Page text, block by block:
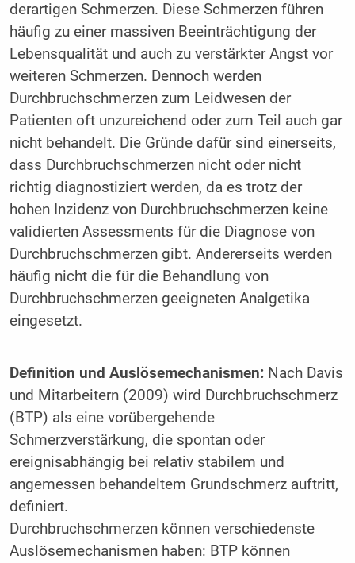
derartigen Schmerzen. Diese Schmerzen führen
häufig zu einer massiven Beeinträchtigung der
Lebensqualität und auch zu verstärkter Angst vor
weiteren Schmerzen. Dennoch werden
Durchbruchschmerzen zum Leid­wesen der
Patienten oft unzureichend oder zum Teil auch gar
nicht behandelt. Die Gründe dafür sind einerseits,
dass Durchbruchschmerzen nicht oder nicht
richtig diagnostiziert werden, da es trotz der
hohen Inzidenz von Durchbruchschmerzen keine
validierten Assessments für die Diagnose von
Durchbruchschmerzen gibt. Andererseits werden
häufig nicht die für die Behandlung von
Durchbruchschmerzen geeigneten Analgetika
eingesetzt.
Definition und Auslösemechanismen:Nach Davis
und Mitarbeitern (2009) wird Durchbruchschmerz
(BTP) als eine vorübergehende
Schmerzverstärkung, die spontan oder
ereignisabhängig bei relativ stabilem und
angemessen behandeltem Grundschmerz auftritt,
definiert.
Durchbruchschmerzen können verschiedenste
Auslösemechanismen haben: BTP können